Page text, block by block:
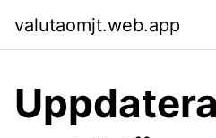
valutaomjt.web.app